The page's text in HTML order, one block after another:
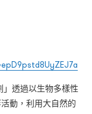
」透過以生物多樣性
動，利用大自然的